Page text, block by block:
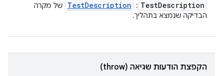
TestDescription
:
TestDescription
של מקרה
הבדיקה שנמצא בתהליך.
הקפצת הודעות שגיאה (throw)